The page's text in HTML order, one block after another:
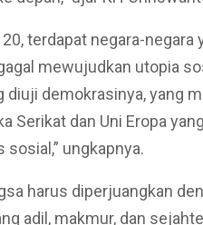
terdapat negara-negara
mewujudkan utopia
diuji demokrasinya, yang
Serikat dan Uni Eropa
ungkapnya.
harus diperjuangkan
adil, makmur, dan